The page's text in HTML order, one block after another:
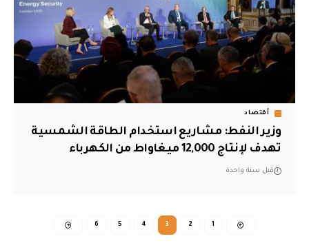
أقتصاد
وزير النفط: مشاريع استخدام الطاقة الشمسية
تهدف لإنتاج 12,000 ميغاواط من الكهرباء
قبل سنة واحدة
1
2
3
4
5
6